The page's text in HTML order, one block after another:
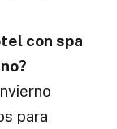
con spa
para